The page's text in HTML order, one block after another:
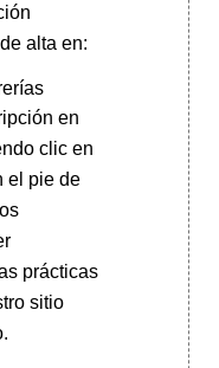
alta en:
en
clic en
el pie de
prácticas
sitio